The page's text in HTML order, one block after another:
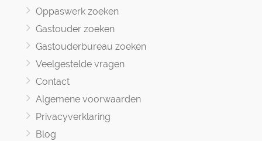
Oppaswerk zoeken
Gastouder zoeken
Gastouderbureau zoeken
Veelgestelde vragen
Contact
Algemene voorwaarden
Privacyverklaring
Blog